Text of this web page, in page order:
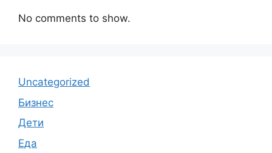
No comments to show.
Uncategorized
Бизнес
Дети
Еда